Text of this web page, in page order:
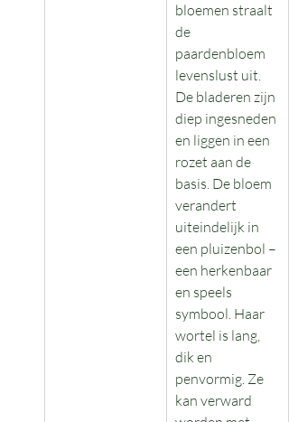
bloemen straalt
de
paardenbloem
levenslust uit.
De bladeren zijn
diep ingesneden
en liggen in een
rozet aan de
basis. De bloem
verandert
uiteindelijk in
een pluizenbol –
een herkenbaar
en speels
symbool. Haar
wortel is lang,
dik en
penvormig. Ze
kan verward